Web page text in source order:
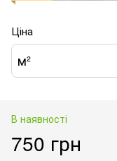
Ціна
м²
В наявності
750 грн